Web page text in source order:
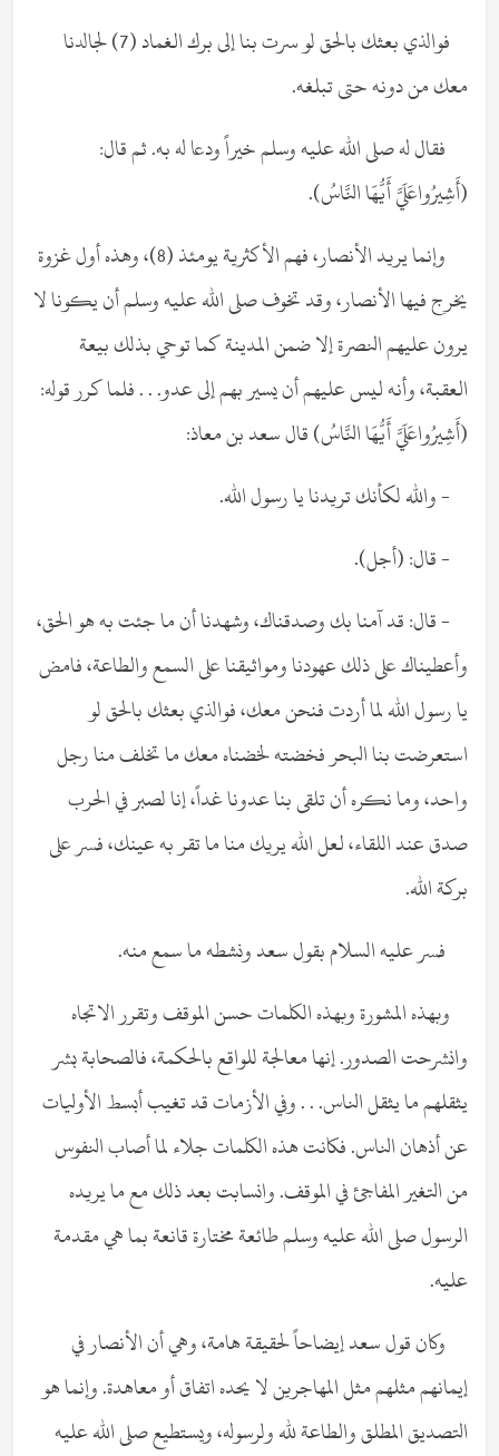
فوالذي بعثك بالحق لو سرت بنا إلى برك الغماد (7) لجالدنا
معك من دونه حتى تبلغه.
فقال له صلى الله عليه وسلم خيراً ودعا له به. ثم قال:
(أَشِيرُواعَلَيَّ أَيُّهَا النَّاسُ).
وإنما يريد الأنصار، فهم الأكثرية يومئذ (8)، وهذه أول غزوة
يخرج فيها الأنصار، وقد تخوف صلى الله عليه وسلم أن يكونا لا
يرون عليهم النصرة إلا ضمن المدينة كما توحي بذلك بيعة
العقبة، وأنه ليس عليهم أن يسير بهم إلى عدو. . . فلما كرر قوله:
(أَشِيرُواعَلَيَّ أَيُّهَا النَّاسُ) قال سعد بن معاذ:
- والله لكأنك تريدنا يا رسول الله.
- قال: (أجل).
- قال: قد آمنا بك وصدقناك، وشهدنا أن ما جئت به هو الحق،
وأعطيناك على ذلك عهودنا ومواثيقنا على السمع والطاعة، فامض
يا رسول الله لما أردت فنحن معك، فوالذي بعثك بالحق لو
استعرضت بنا البحر فخضته لخضناه معك ما تخلف منا رجل
واحد، وما نكره أن تلقى بنا عدونا غداً، إنا لصبر في الحرب
صدق عند اللقاء، لعل الله يريك منا ما تقر به عينك، فسر على
بركة الله.
فسر عليه السلام بقول سعد ونشطه ما سمع منه.
وبهذه المشورة وبهذه الكلمات حسن الموقف وتقرر الاتجاه
وانشرحت الصدور. إنها معالجة للواقع بالحكمة، فالصحابة بشر
يثقلهم ما يثقل الناس. . . وفي الأزمات قد تغيب أبسط الأوليات
عن أذهان الناس. فكانت هذه الكلمات جلاء لما أصاب النفوس
من التغير المفاجئ في الموقف. وانسابت بعد ذلك مع ما يريده
الرسول صلى الله عليه وسلم طائعة مختارة قانعة بما هي مقدمة
عليه.
وكان قول سعد إيضاحاً لحقيقة هامة، وهي أن الأنصار في
إيمانهم مثلهم مثل المهاجرين لا يحده اتفاق أو معاهدة. وإنما هو
التصديق المطلق والطاعة لله ولرسوله، ويستطيع صلى الله عليه